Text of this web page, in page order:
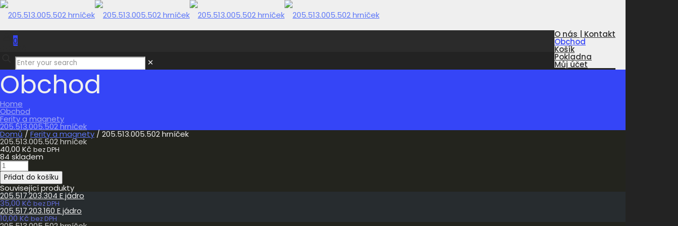
O nás | Kontakt
Obchod
Košík
Pokladna
Můj účet
0
0,00 Kč
✕
Obchod
Home
Obchod
Ferity a magnety
205.513.005.502 hrníček
Domů / Ferity a magnety / 205.513.005.502 hrníček
205.513.005.502 hrníček
40,00 Kč bez DPH
84 skladem
205.513.005.502
hrníček
množství
Přidat do košíku
Související produkty
205.517.203.304 E jádro
35,00 Kč bez DPH
205.517.203.160 E jádro
10,00 Kč bez DPH